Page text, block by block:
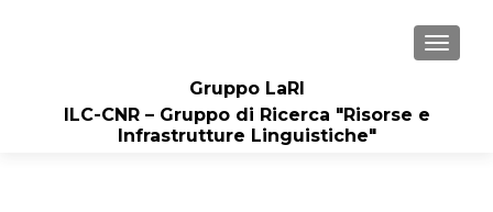
Gruppo LaRI
ILC-CNR – Gruppo di Ricerca "Risorse e
Infrastrutture Linguistiche"